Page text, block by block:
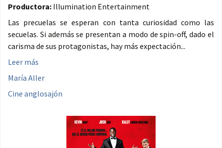
Productora: Illumination Entertainment
Las precuelas se esperan con tanta curiosidad como las
secuelas. Si además se presentan a modo de spin-off, dado el
carisma de sus protagonistas, hay más expectación...
Leer más
María Aller
Cine anglosajón